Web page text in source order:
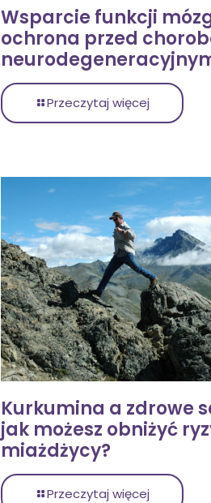
Wsparcie funkcji
ochrona przed
Przeczytaj więcej
Kurkumina a zdrowe
jak możesz obniżyć
miażdżycy?
Przeczytaj więcej